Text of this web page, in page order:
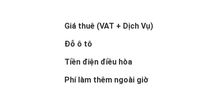
Giá thuê (VAT + Dịch Vụ)
Đỗ ô tô
Tiền điện điều hòa
Phí làm thêm ngoài giờ